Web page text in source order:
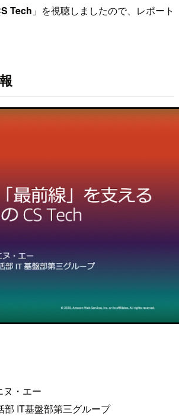
Tech 」を視聴しましたので、レポート
ヌ・エー
部 IT基盤部第三グループ